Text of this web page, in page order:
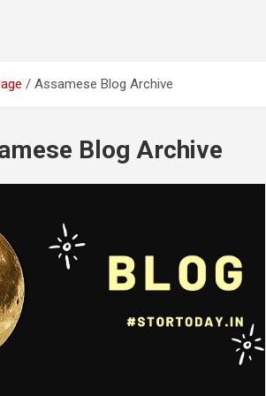
Assamese Blog Archive
Blog Archive